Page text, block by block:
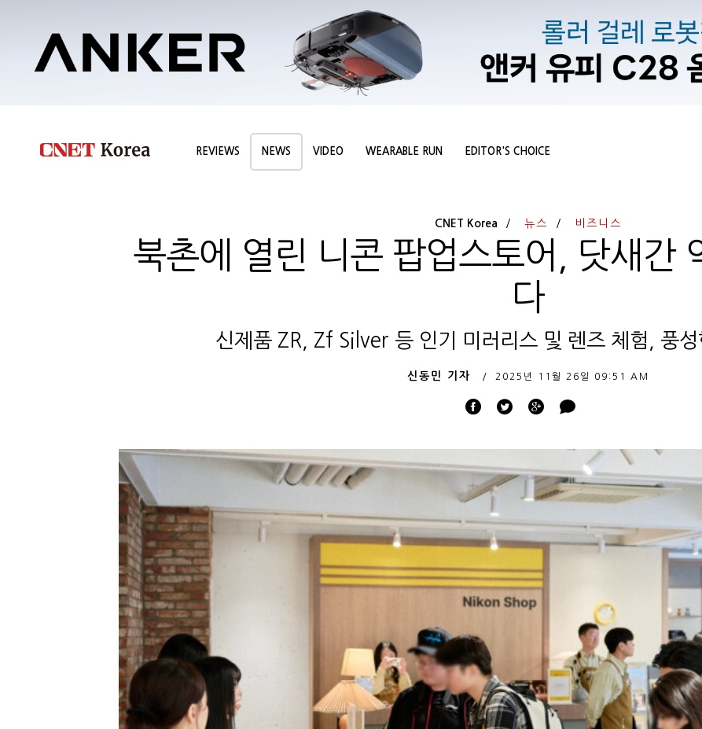
REVIEWS NEWS VIDEO WEARABLE RUN EDITOR'S CHOICE
CNET Korea 뉴스 비즈니스
북촌에 열린 니콘 팝업스토어, 닷새간
다
신제품 ZR, Zf Silver 등 인기 미러리스 및 렌즈 체험, 풍성
신동민 기자 2025년 11월 26일 09:51 AM